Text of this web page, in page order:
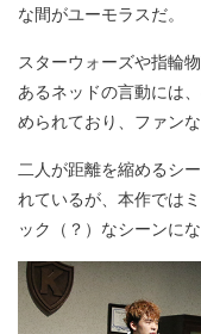
な間がユーモラスだ。
スターウォーズや指輪
あるネッドの言動には
められており、ファン
二人が距離を縮めるシ
れているが、本作では
ック（？）なシーンにな